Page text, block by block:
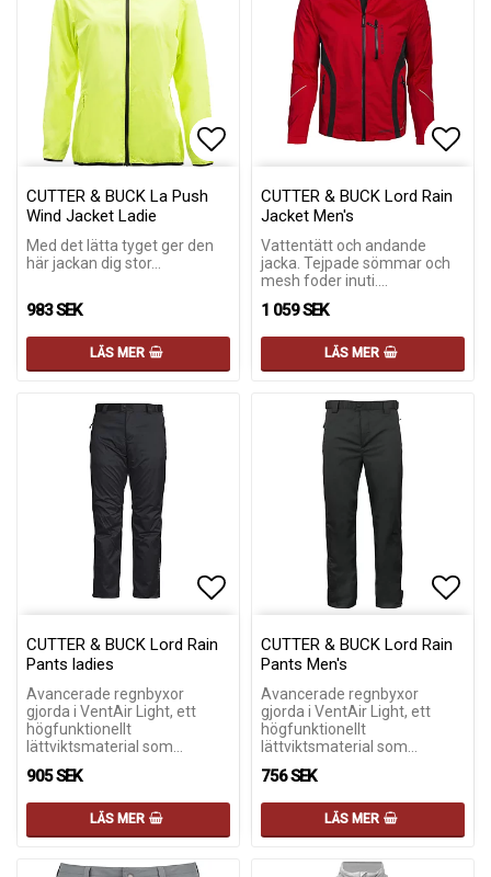
Lägg till i favoritlistan
Lägg till i favoritlistan
CUTTER & BUCK La Push
Wind Jacket Ladie
Med det lätta tyget ger den
här jackan dig stor…
983 SEK
LÄS MER
CUTTER & BUCK Lord Rain
Jacket Men's
Vattentätt och andande
jacka. Tejpade sömmar och
mesh foder inuti.…
1 059 SEK
LÄS MER
CUTTER & BUCK Lord Rain
Pants ladies
Avancerade regnbyxor
gjorda i VentAir Light, ett
högfunktionellt
lättviktsmaterial som…
905 SEK
LÄS MER
CUTTER & BUCK Lord Rain
Pants Men's
Avancerade regnbyxor
gjorda i VentAir Light, ett
högfunktionellt
lättviktsmaterial som…
756 SEK
LÄS MER